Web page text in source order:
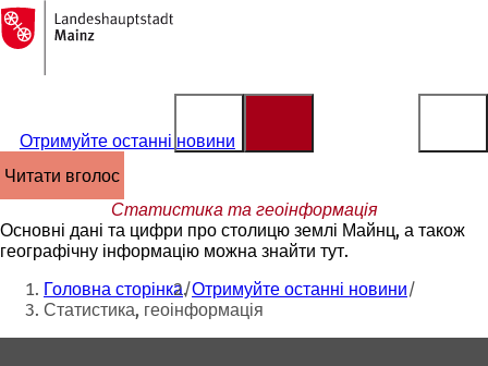
Перейти до змісту
На
головну
сторінку
Отримуйте останні новини
читати вголос
Статистика та геоінформація
Основні дані та цифри про столицю землі Майнц, а також
географічну інформацію можна знайти тут.
Ти
тут:
Головна сторінка Отримуйте останні новини
Статистика, геоінформація